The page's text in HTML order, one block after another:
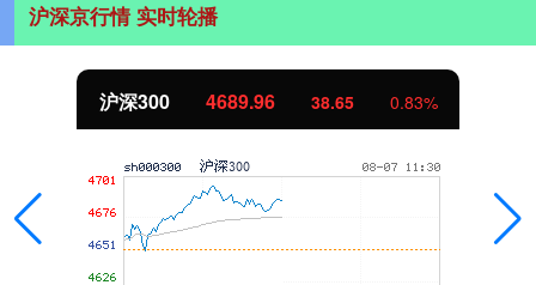
沪深京行情 实时轮播
沪深300 4689.96 38.65 0.83%